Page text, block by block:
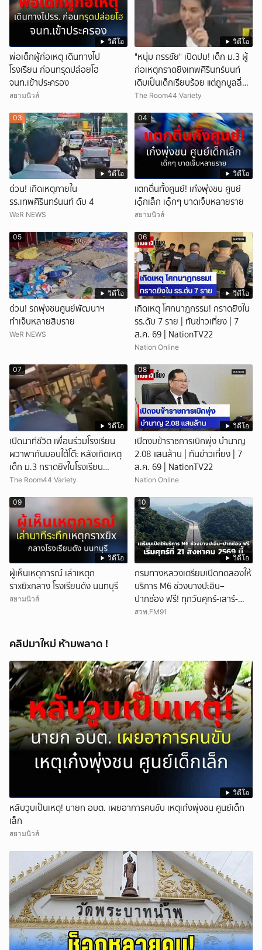
วิดีโอ
พ่อเด็กผู้ก่อเหตุ เดินทางไป
โรงเรียน ก่อนทรุดปล่อยโฮ
จนท.เข้าประครอง
สยามนิวส์
วิดีโอ
"หนุ่ม กรรชัย" เปิดปม! เด็ก ม.3 ผู้
ก่อเหตุกราดยิงเทพศิรินทร์นนท์
เดิมเป็นเด็กเรียบร้อย แต่ถูกบูลลี่
หนัก คาดแรงกดดันสะสมกลายเป็น
The Room44 Variety
วิดีโอ
03
ด่วน! เกิดเหตุภายใน
รร.เทพศิรินทร์นนท์ ดับ 4
WeR NEWS
วิดีโอ
04
แตกตื่นทั้งศูนย์! เก๋งพุ่งชน ศูนย์
เ๑็กเล็ก เ๑็กๆ บาดเจ็บหลายราย
สยามนิวส์
วิดีโอ
05
ด่วน! รถพุ่งชนศูนย์พัฒนาฯ
ทำเจ็บหลายสิบราย
WeR NEWS
วิดีโอ
06
เกิดเหตุ โศกนาฏกรรม! กราดยิงใน
รร.ดับ 7 ราย | ทันข่าวเที่ยง | 7
ส.ค. 69 | NationTV22
Nation Online
วิดีโอ
07
เปิดนาทีชีวิต เพื่อนร่วมโรงเรียน
ผวาพากันมอบใต้โต๊ะ หลังเกิดเหตุ
เด็ก ม.3 กราดยิvในโรงเรียน
เทพศิรินทร์นนท์ แบบไม่เลือกหน้า
The Room44 Variety
วิดีโอ
08
เปิดงบข้าราชการเบิกพุ่ง บำนาญ
2.08 แสนล้าน | ทันข่าวเที่ยง | 7
ส.ค. 69 | NationTV22
Nation Online
วิดีโอ
09
ผู้เห็นเหตุการณ์ เล่าเหตุก
ราxยิxกลาง โรงเรียนดัง นนทบุรี
สยามนิวส์
วิดีโอ
10
กรมทางหลวงเตรียมเปิดทดลองให้
บริการ M6 ช่วงบางปะอิน–
ปากช่อง ฟรี! ทุกวันศุกร์-เสาร์-
อาทิตย์ เริ่มศุกร์ที่ 21 สิงหาคม
สวพ.FM91
คลิปมาใหม่ ห้ามพลาด !
วิดีโอ
หลับวูบเป็นเหตุ! นายก อบต. เผยอาการคนขับ เหตุเก๋งพุ่งชน ศูนย์เด็ก
เล็ก
สยามนิวส์